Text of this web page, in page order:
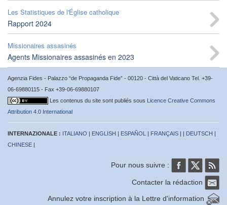
Les Statistiques de l'Église catholique
Rapport 2024
Missionaires assasinés
Agents Missionaires assasinés en 2023
Agenzia Fides - Palazzo “de Propaganda Fide” - 00120 - Città del Vaticano Tel. +39-
06-69880115 - Fax +39-06-69880107
Les contenus du site sont publiés sous Licence Creative Commons
Attribution 4.0 International
INTERNAZIONALE : ITALIANO | ENGLISH | ESPAÑOL | FRANÇAIS | | DEUTSCH |
CHINESE |
Pour nous suivre :
Contacter la rédaction
Annulez votre inscription à la Lettre d'information